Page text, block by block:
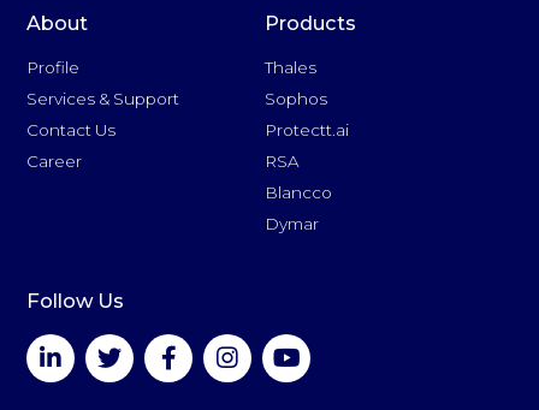
About
Profile
Services & Support
Contact Us
Career
Products
Thales
Sophos
Protectt.ai
RSA
Blancco
Dymar
Follow Us